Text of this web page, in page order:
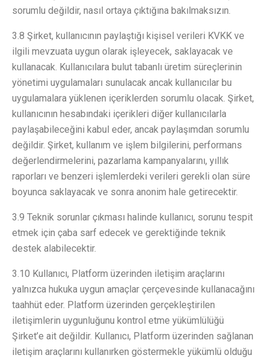
sorumlu değildir, nasıl ortaya çıktığına bakılmaksızın.
3.8 Şirket, kullanıcının paylaştığı kişisel verileri KVKK ve
ilgili mevzuata uygun olarak işleyecek, saklayacak ve
kullanacak. Kullanıcılara bulut tabanlı üretim süreçlerinin
yönetimi uygulamaları sunulacak ancak kullanıcılar bu
uygulamalara yüklenen içeriklerden sorumlu olacak. Şirket,
kullanıcının hesabındaki içerikleri diğer kullanıcılarla
paylaşabileceğini kabul eder, ancak paylaşımdan sorumlu
değildir. Şirket, kullanım ve işlem bilgilerini, performans
değerlendirmelerini, pazarlama kampanyalarını, yıllık
raporları ve benzeri işlemlerdeki verileri gerekli olan süre
boyunca saklayacak ve sonra anonim hale getirecektir.
3.9 Teknik sorunlar çıkması halinde kullanıcı, sorunu tespit
etmek için çaba sarf edecek ve gerektiğinde teknik
destek alabilecektir.
3.10 Kullanıcı, Platform üzerinden iletişim araçlarını
yalnızca hukuka uygun amaçlar çerçevesinde kullanacağını
taahhüt eder. Platform üzerinden gerçekleştirilen
iletişimlerin uygunluğunu kontrol etme yükümlülüğü
Şirket’e ait değildir. Kullanıcı, Platform üzerinden sağlanan
iletişim araçlarını kullanırken göstermekle yükümlü olduğu